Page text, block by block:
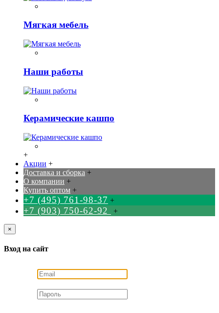
Мягкая мебель
Наши работы
Керамические кашпо
+
Акции +
Доставка и сборка +
О компании +
Купить оптом +
+7 (495) 761-98-37 +
+7 (903) 750-62-92 +
×
Вход на сайт